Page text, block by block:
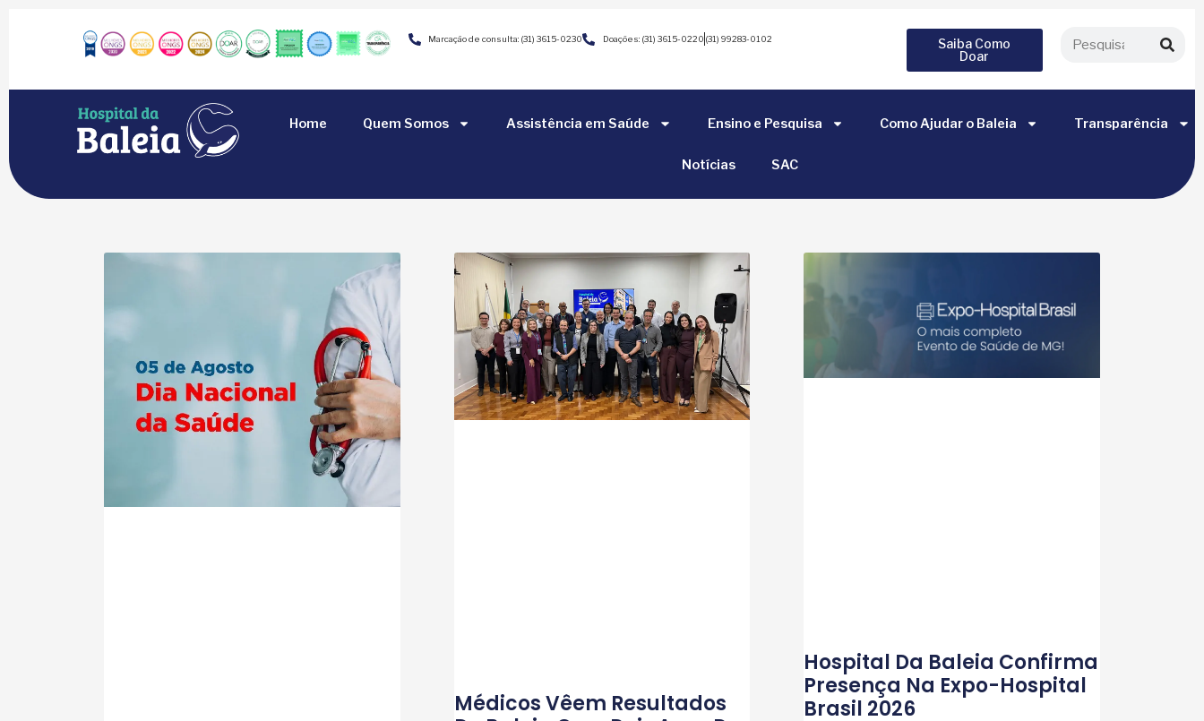
Marcação de consulta: (31) 3615-0230 Doações: (31) 3615-0220 (31) 99283-0102
Saiba Como
Doar
Home Quem Somos Assistência em Saúde Ensino e Pesquisa Como Ajudar o Baleia Transparência
Notícias SAC
Médicos Vêem Resultados
Hospital Da Baleia Confirma
Presença Na Expo-Hospital
Brasil 2026